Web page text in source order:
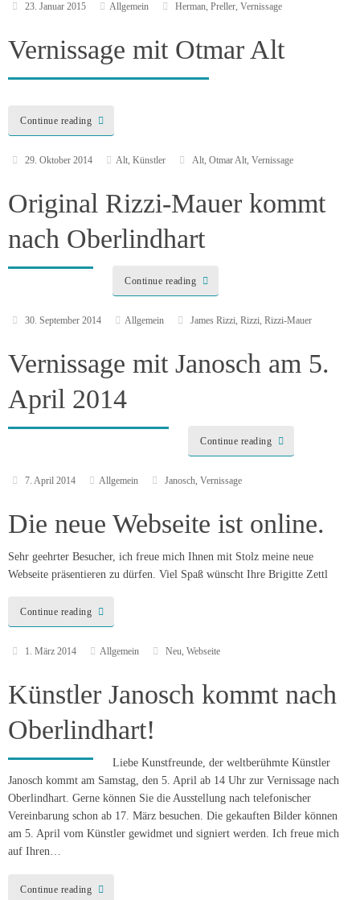
23. Januar 2015 Allgemein Herman, Preller, Vernissage
Vernissage mit Otmar Alt
Continue reading
29. Oktober 2014 Alt ,Künstler Alt, Otmar Alt, Vernissage
Original Rizzi-Mauer kommt
nach Oberlindhart
Continue reading
30. September 2014 Allgemein James Rizzi, Rizzi, Rizzi-Mauer
Vernissage mit Janosch am 5.
April 2014
Continue reading
7. April 2014 Allgemein Janosch, Vernissage
Die neue Webseite ist online.
Sehr geehrter Besucher, ich freue mich Ihnen mit Stolz meine neue
Webseite präsentieren zu dürfen. Viel Spaß wünscht Ihre Brigitte Zettl
Continue reading
1. März 2014 Allgemein Neu, Webseite
Künstler Janosch kommt nach
Oberlindhart!
Liebe Kunstfreunde, der weltberühmte Künstler
Janosch kommt am Samstag, den 5. April ab 14 Uhr zur Vernissage nach
Oberlindhart. Gerne können Sie die Ausstellung nach telefonischer
Vereinbarung schon ab 17. März besuchen. Die gekauften Bilder können
am 5. April vom Künstler gewidmet und signiert werden. Ich freue mich
auf Ihren…
Continue reading